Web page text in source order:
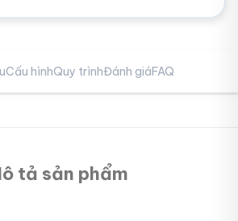
Cấu hìnhQuy trìnhĐánh giáFAQ
tả sản phẩm